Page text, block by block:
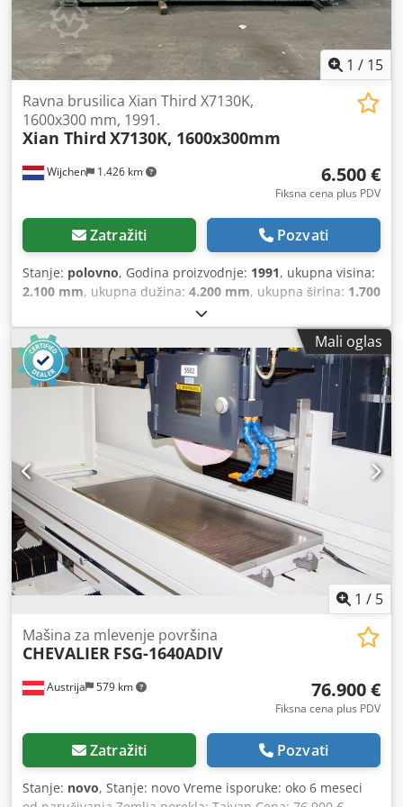
1 / 15
Wijchen 1.426 km
Ravna brusilica Xian Third X7130K,
1600x300 mm, 1991.
Xian Third X7130K, 1600x300mm
6.500 €
Fiksna cena plus PDV
Zatražiti Pozvati
Stanje: polovno, Godina proizvodnje: 1991, ukupna visina:
2.100 mm, ukupna dužina: 4.200 mm, ukupna širina: 1.700
, Boja: zelena Vlastita težina: 4.000 kg - Godina
proizvodnje: 1991 - Dokumentacija dostupna: ne - CE
sertifikat postoji: ne - Upravljanje: konvencionalno - Snaga
[kW]: 5.0 - Broj osa [kom.]: 3 - Hod X-ose [mm]: 1600 - Hod
Y-ose [mm]: 500 - Hod Z-ose [mm]: 310 - Širina stola [mm]:
1730 - Dubina stola [mm]: 320 - Širina magneta [mm]: 1600
- Dubina magneta [mm]: 300 - Snaga glavnog vretena [kW]:
5 - Opcije: digitalni prikaz - Transportne dimenzije:
4200mm x 1700mm x 2100mm (d x š x v) - Transportna
masa [kg]: 4000kg Dcedpfxey Tug Se Afhok - Transportni
paketi [kom.]: 1 Finansijske informacije: PDV: Navedena
cena je bez PDV-a PDV/diferencijalno oporezivanje: PDV je
odbit za pravna lica Isporuka i zamena su uvek mogući za
svu industrijsku opremu Lukas van Rossum
Mali oglas
1 / 5
Austrija 579 km
Mašina za mlevenje površina
CHEVALIER FSG-1640ADIV
76.900 €
Fiksna cena plus PDV
Zatražiti Pozvati
Stanje: novo, Stanje: novo Vreme isporuke: oko 6 meseci